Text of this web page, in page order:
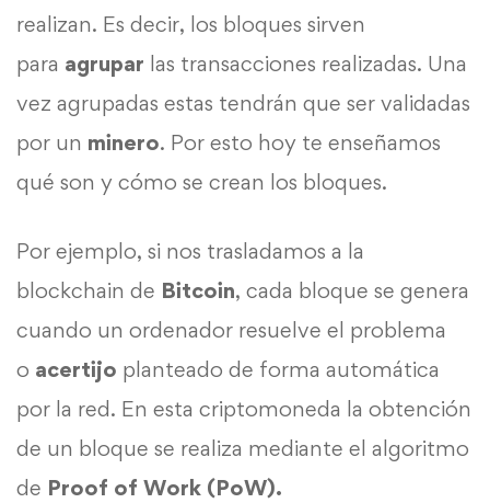
realizan. Es decir, los bloques sirven
para agrupar las transacciones realizadas. Una
vez agrupadas estas tendrán que ser validadas
por un minero. Por esto hoy te enseñamos
qué son y cómo se crean los bloques.
Por ejemplo, si nos trasladamos a la
blockchain de Bitcoin, cada bloque se genera
cuando un ordenador resuelve el problema
o acertijo planteado de forma automática
por la red. En esta criptomoneda la obtención
de un bloque se realiza mediante el algoritmo
de Proof of Work (PoW).